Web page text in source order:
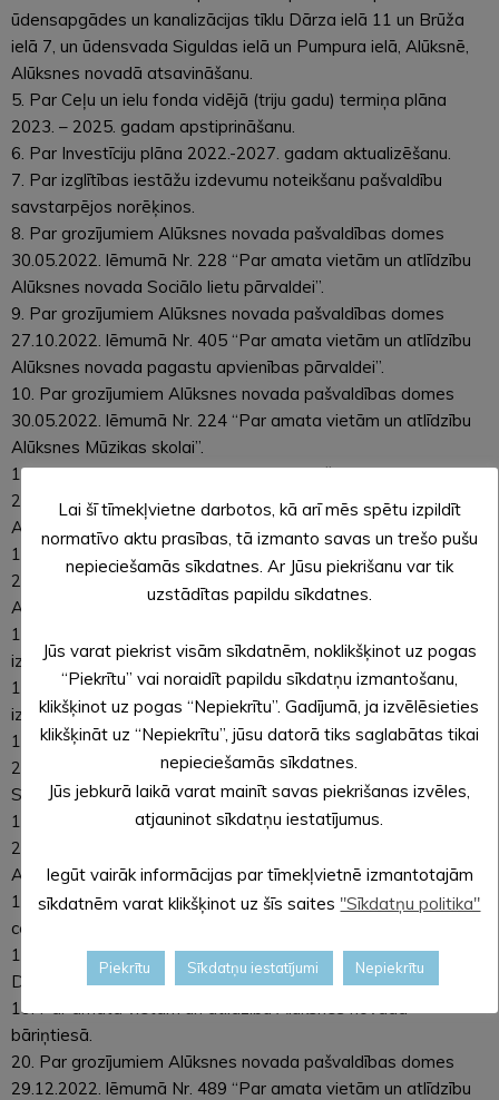
ūdensapgādes un kanalizācijas tīklu Dārza ielā 11 un Brūža
ielā 7, un ūdensvada Siguldas ielā un Pumpura ielā, Alūksnē,
Alūksnes novadā atsavināšanu.
5. Par Ceļu un ielu fonda vidējā (triju gadu) termiņa plāna
2023. – 2025. gadam apstiprināšanu.
6. Par Investīciju plāna 2022.-2027. gadam aktualizēšanu.
7. Par izglītības iestāžu izdevumu noteikšanu pašvaldību
savstarpējos norēķinos.
8. Par grozījumiem Alūksnes novada pašvaldības domes
30.05.2022. lēmumā Nr. 228 “Par amata vietām un atlīdzību
Alūksnes novada Sociālo lietu pārvaldei”.
9. Par grozījumiem Alūksnes novada pašvaldības domes
27.10.2022. lēmumā Nr. 405 “Par amata vietām un atlīdzību
Alūksnes novada pagastu apvienības pārvaldei”.
10. Par grozījumiem Alūksnes novada pašvaldības domes
30.05.2022. lēmumā Nr. 224 “Par amata vietām un atlīdzību
Alūksnes Mūzikas skolai”.
11. Par grozījumiem Alūksnes novada pašvaldības domes
29.12.2022. lēmumā Nr. 476 “Par amata vietām un atlīdzību
Alūksnes pirmsskolas izglītības iestādei “Sprīdītis””.
12. Par grozījumiem Alūksnes novada pašvaldības domes
29.12.2022. lēmumā Nr.478 “Par amata vietām un atlīdzību
Alsviķu pirmsskolas izglītības iestādei “Saulīte””.
13. Par amata vietām un atlīdzību Jaunalūksnes pirmsskolas
izglītības iestādē “Pūcīte””.
14. Par amata vietām un atlīdzību Malienas pirmsskolas
izglītības iestādē “Mazputniņš”.
15. Par grozījumiem Alūksnes novada pašvaldības domes
29.12.2022. lēmumā Nr.484 “Par amata vietām un atlīdzību
Strautiņu pamatskolā”.
16. Par grozījumiem Alūksnes novada pašvaldības domes
29.12.2022. lēmumā Nr.487 “Par amata vietām un atlīdzību
Alekseja Grāvīša Liepnas pamatskolai”.
17. Par amata vietām un atlīdzību Alūksnes Bērnu un jauniešu
centrā.
18. Par amata vietām un atlīdzību Alūksnes novada
Dzimtsarakstu nodaļai.
19. Par amata vietām un atlīdzību Alūksnes novada
bāriņtiesā.
20. Par grozījumiem Alūksnes novada pašvaldības domes
29.12.2022. lēmumā Nr. 489 “Par amata vietām un atlīdzību
Lai šī tīmekļvietne darbotos, kā arī mēs spētu izpildīt
normatīvo aktu prasības, tā izmanto savas un trešo pušu
nepieciešamās sīkdatnes. Ar Jūsu piekrišanu var tik
uzstādītas papildu sīkdatnes.
Jūs varat piekrist visām sīkdatnēm, noklikšķinot uz pogas
“Piekrītu” vai noraidīt papildu sīkdatņu izmantošanu,
klikšķinot uz pogas “Nepiekrītu”. Gadījumā, ja izvēlēsieties
klikšķināt uz “Nepiekrītu”, jūsu datorā tiks saglabātas tikai
nepieciešamās sīkdatnes.
Jūs jebkurā laikā varat mainīt savas piekrišanas izvēles,
atjauninot sīkdatņu iestatījumus.
Iegūt vairāk informācijas par tīmekļvietnē izmantotajām
sīkdatnēm varat klikšķinot uz šīs saites "Sīkdatņu politika"
Piekrītu Sīkdatņu iestatījumi Nepiekrītu